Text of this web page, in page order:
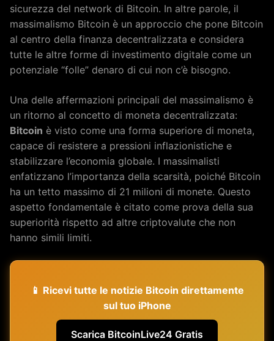
sicurezza del network di Bitcoin. In altre parole, il
massimalismo Bitcoin è un approccio che pone Bitcoin
al centro della finanza decentralizzata e considera
tutte le altre forme di investimento digitale come un
potenziale “folle” denaro di cui non c’è bisogno.
Una delle affermazioni principali del massimalismo è
un ritorno al concetto di moneta decentralizzata:
Bitcoin è visto come una forma superiore di moneta,
capace di resistere a pressioni inflazionistiche e
stabilizzare l’economia globale. I massimalisti
enfatizzano l’importanza della scarsità, poiché Bitcoin
ha un tetto massimo di 21 milioni di monete. Questo
aspetto fondamentale è citato come prova della sua
superiorità rispetto ad altre criptovalute che non
hanno simili limiti.
📱 Ricevi tutte le notizie Bitcoin direttamente
sul tuo iPhone
Scarica BitcoinLive24 Gratis